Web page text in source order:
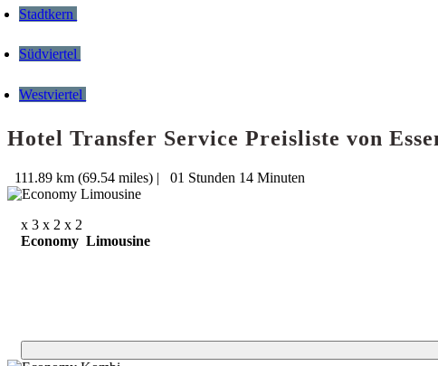
Stadtkern
Südviertel
Westviertel
Hotel Transfer Service Preisliste von
111.89 km (69.54 miles) | 01 Stunden 14 Minuten
x 3 x 2 x 2
Economy Limousine